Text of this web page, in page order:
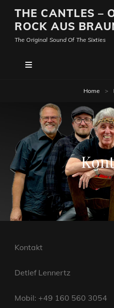
THE CANTLES –
ROCK AUS
The Original Sound Of The Sixties
Home >
Kontakt
Detlef Lennertz
Mobil: +49 160 560 3054